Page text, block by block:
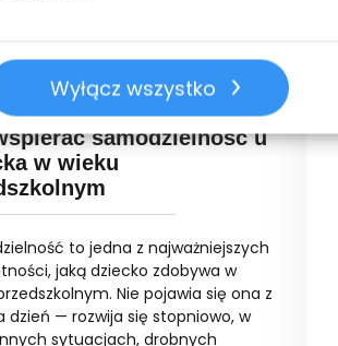
Wyłącz wszystko
samodzielność u
w wieku
to jedna z najważniejszych
jaką dziecko zdobywa w
Nie pojawia się ona z
dzień — rozwija się stopniowo, w
sytuacjach, drobnych